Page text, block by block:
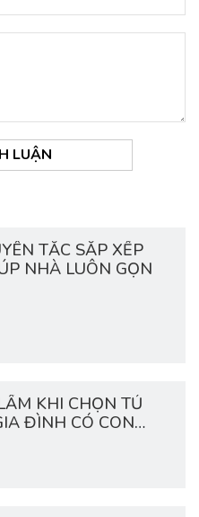
LUẬN
TẮC SẮP XẾP
NHÀ LUÔN GỌN
KHI CHỌN TỦ
ĐÌNH CÓ CON